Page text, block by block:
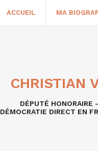
ACCUEIL MA
CHRISTIAN
DÉPUTÉ HONORAIRE
DÉMOCRATIE DIRECT EN